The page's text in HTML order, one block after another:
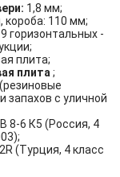
1,8 мм;
короба: 110 мм;
горизонтальных -
плита;
плита ;
(резиновые
запахов с уличной
8-6 К5 (Россия, 4
(Турция, 4 класс